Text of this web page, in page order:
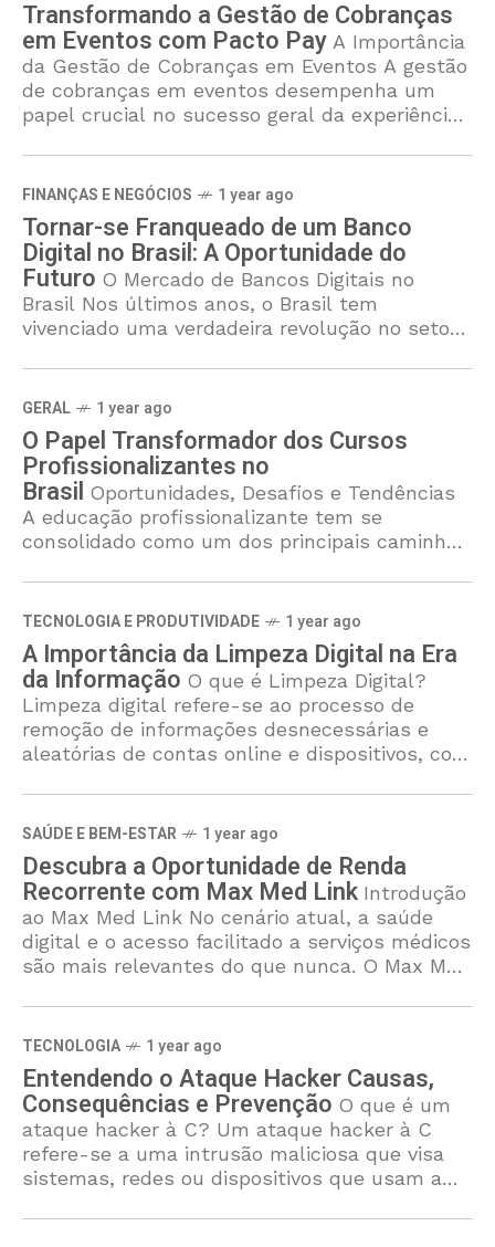
Transformando a Gestão de Cobranças
em Eventos com Pacto Pay A Importância
da Gestão de Cobranças em Eventos A gestão
de cobranças em eventos desempenha um
papel crucial no sucesso geral da experiência
cobrança,
FINANÇAS E NEGÓCIOS
1 year ago
Tornar-se Franqueado de um Banco
Digital no Brasil: A Oportunidade do
Futuro O Mercado de Bancos Digitais no
Brasil Nos últimos anos, o Brasil tem
vivenciado uma verdadeira revolução no setor
pela popularização dos bancos digitais. Esses
GERAL
1 year ago
O Papel Transformador dos Cursos
Profissionalizantes no
Brasil Oportunidades, Desafios e Tendências
A educação profissionalizante tem se
consolidado como um dos principais caminhos
mercado de trabalho brasileiro. Em um cenário
de
TECNOLOGIA E PRODUTIVIDADE 1 year ago
A Importância da Limpeza Digital na Era
da Informação O que é Limpeza Digital?
Limpeza digital refere-se ao processo de
remoção de informações desnecessárias e
aleatórias de contas online e dispositivos, com
SAÚDE E BEM-ESTAR 1 year ago
Descubra a Oportunidade de Renda
Recorrente com Max Med Link Introdução
ao Max Med Link No cenário atual, a saúde
digital e o acesso facilitado a serviços médicos
são mais relevantes do que nunca. O Max Med
TECNOLOGIA 1 year ago
Entendendo o Ataque Hacker Causas,
Consequências e Prevenção O que é um
ataque hacker à C? Um ataque hacker à C
refere-se a uma intrusão maliciosa que visa
sistemas, redes ou dispositivos que usam a